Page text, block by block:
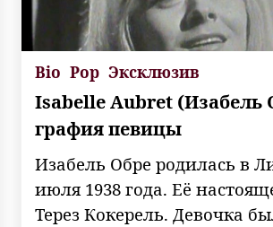
Bio Pop Эксклюзив
Isabelle Aubret (Изабель
графия певицы
Изабель Обре родилась в
июля 1938 года. Её
Терез Кокерель. Девочка